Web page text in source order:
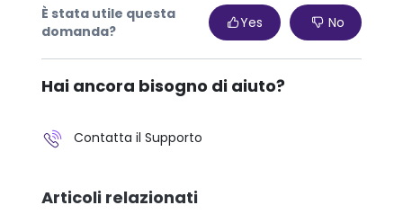
È stata utile questa
domanda?
Yes No
Hai ancora bisogno di aiuto?
Contatta il Supporto
Articoli relazionati